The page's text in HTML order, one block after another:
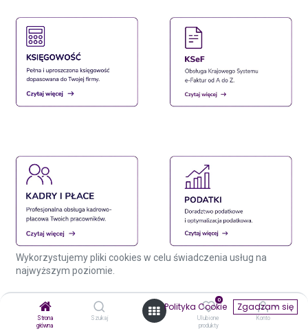
Strona
główna
Szukaj
0
Ulubione
produkty
Konto
Wykorzystujemy pliki cookies w celu świadczenia usług na
najwyższym poziomie.
Polityka Cookie Zgadzam się